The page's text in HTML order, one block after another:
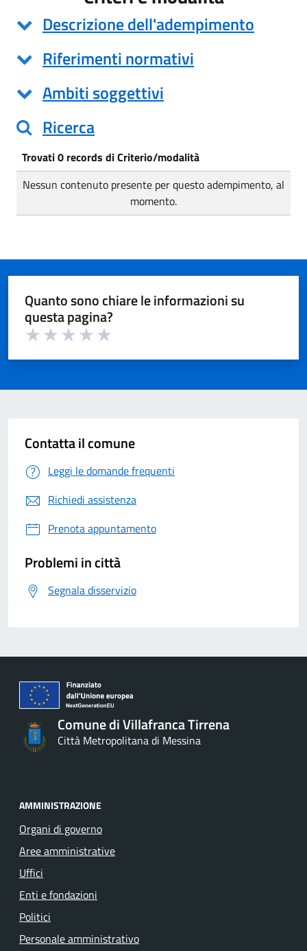
Descrizione dell'adempimento
Riferimenti normativi
Ambiti soggettivi
Ricerca
Trovati 0 records di Criterio/modalità
Nessun contenuto presente per questo adempimento, al
momento.
Quanto sono chiare le informazioni su
questa pagina?
Contatta il comune
Leggi le domande frequenti
Richiedi assistenza
Prenota appuntamento
Problemi in città
Segnala disservizio
Comune di Villafranca Tirrena
Città Metropolitana di Messina
AMMINISTRAZIONE
Organi di governo
Aree amministrative
Uffici
Enti e fondazioni
Politici
Personale amministrativo